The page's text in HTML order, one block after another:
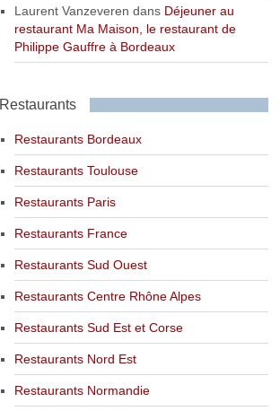
Laurent Vanzeveren dans Déjeuner au
restaurant Ma Maison, le restaurant de
Philippe Gauffre à Bordeaux
Restaurants
Restaurants Bordeaux
Restaurants Toulouse
Restaurants Paris
Restaurants France
Restaurants Sud Ouest
Restaurants Centre Rhône Alpes
Restaurants Sud Est et Corse
Restaurants Nord Est
Restaurants Normandie